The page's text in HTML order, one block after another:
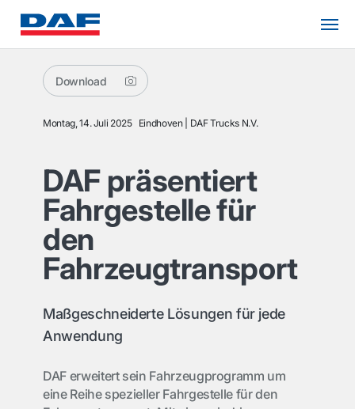
Download
Montag, 14. Juli 2025 Eindhoven DAF Trucks N.V.
DAF präsentiert
Fahrgestelle für
den
Fahrzeugtransport
Maßgeschneiderte Lösungen für jede
Anwendung
DAF erweitert sein Fahrzeugprogramm um
eine Reihe spezieller Fahrgestelle für den